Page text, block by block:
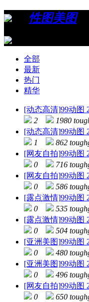
性图美图›
全部
最新
热门
精华
[动态高清]99动图
2
1980
[动态高清]99动图
1
862
[网友自拍]99动图
0
716
[网友自拍]99动图
0
586
[露点激情]99动图
0
535
[露点激情]99动图
0
504
[亚洲美图]99动图
0
480
[亚洲美图]99动图
0
496
[网友自拍]99动图
0
650